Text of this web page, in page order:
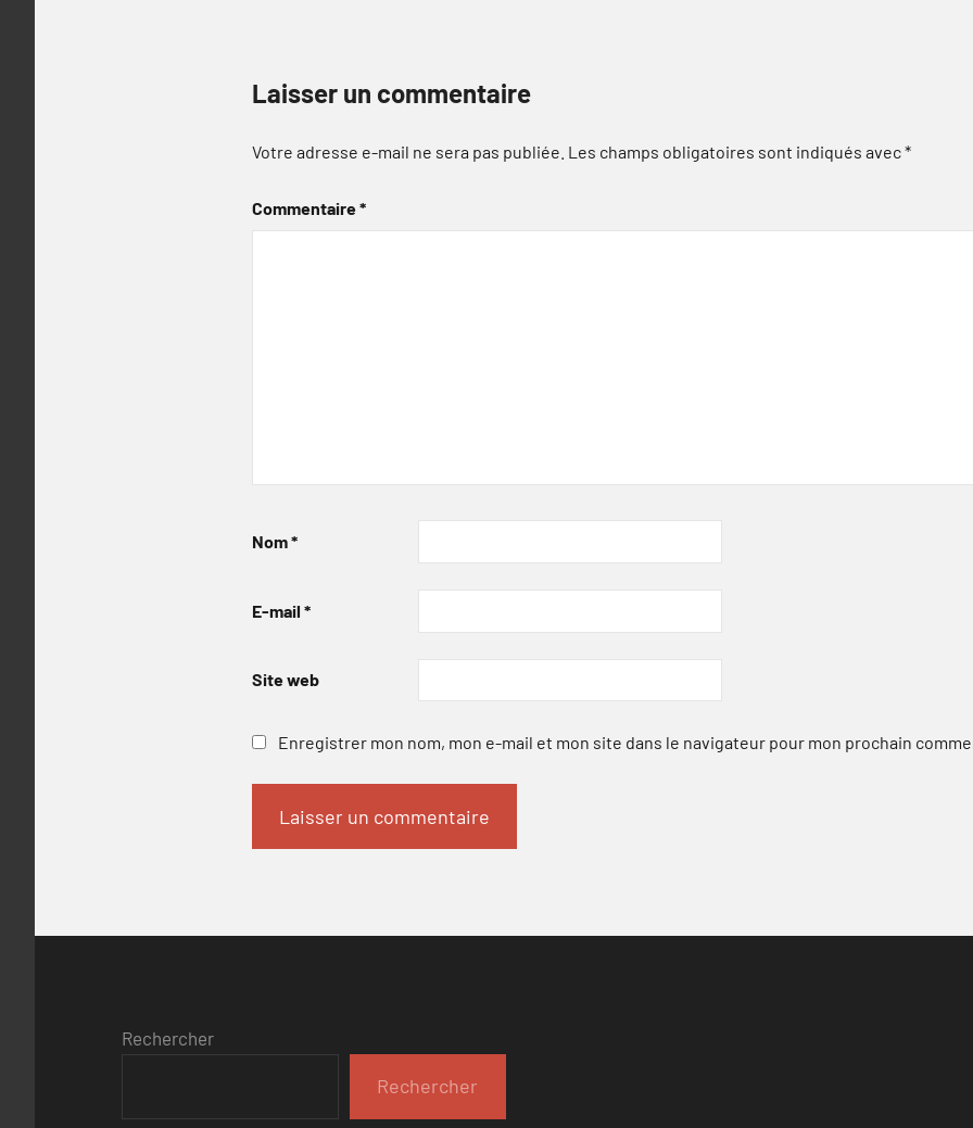
Laisser un commentaire
Votre adresse e-mail ne sera pas publiée. Les champs obligatoires sont indiqués avec*
Commentaire*
Nom*
E-mail *
Site web
Enregistrer mon nom, mon e-mail et mon site dans le navigateur pour mon prochain
Rechercher
Rechercher